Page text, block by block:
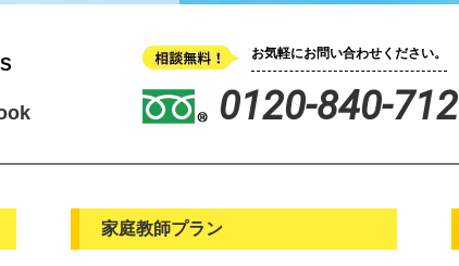
お気軽にお問い合わせください。
0120-840-712
家庭教師プラン